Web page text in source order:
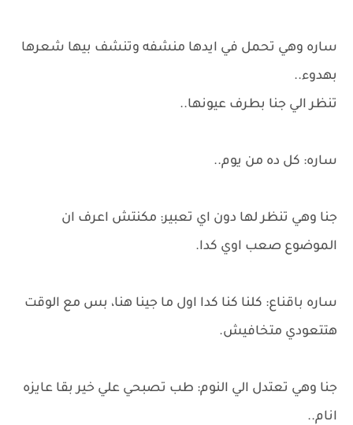
ساره وهي تحمل في ايدها منشفه وتنشف بيها شعرها
بهدوء..
تنظر الي جنا بطرف عيونها..
ساره: كل ده من يوم..
جنا وهي تنظر لها دون اي تعبير: مكنتش اعرف ان
الموضوع صعب اوي كدا.
ساره باقناع: كلنا كنا كدا اول ما جينا هنا، بس مع الوقت
هتتعودي متخافيش.
جنا وهي تعتدل الي النوم: طب تصبحي علي خير بقا عايزه
انام..